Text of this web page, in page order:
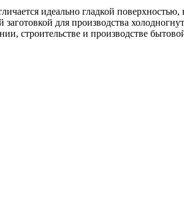
идеально гладкой
для производства
строительстве и производстве